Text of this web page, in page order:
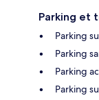
Parking et
Parking
Parking
Parking
Parking